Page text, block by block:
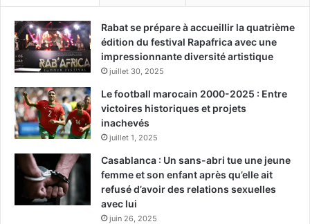
Rabat se prépare à accueillir la quatrième
édition du festival Rapafrica avec une
impressionnante diversité artistique
juillet 30, 2025
Le football marocain 2000-2025 : Entre
victoires historiques et projets
inachevés
juillet 1, 2025
Casablanca : Un sans-abri tue une jeune
femme et son enfant après qu’elle ait
refusé d’avoir des relations sexuelles
avec lui
juin 26, 2025